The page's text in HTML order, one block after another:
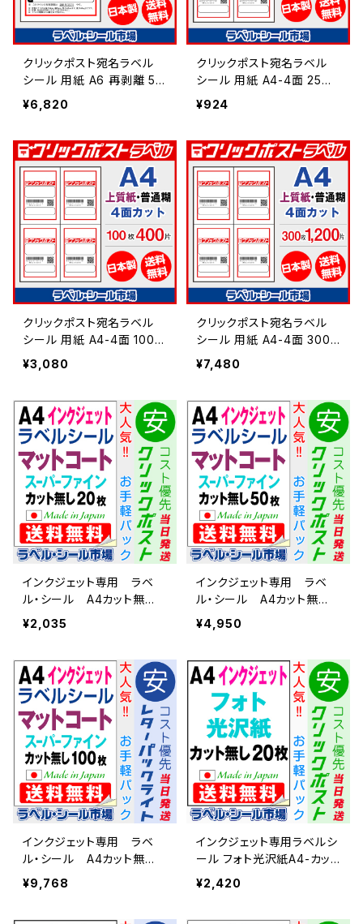
クリックポスト宛名ラベル
シール 用紙 A6 再剥離 50
0枚 上質紙【日本製】
¥6,820
クリックポスト宛名ラベル
シール 用紙 A4-4面 25枚
上質紙【日本製】
¥924
クリックポスト宛名ラベル
シール 用紙 A4-4面 100枚
上質紙【日本製】
¥3,080
クリックポスト宛名ラベル
シール 用紙 A4-4面 300
枚 上質紙【日本製】
¥7,480
インクジェット専用 ラベ
ル・シール A4カット無
し コート紙 20枚 T1Y1
iA-CP2
¥2,035
インクジェット専用 ラベ
ル・シール A4カット無
し コート紙 50枚 T1Y1
iA-CP5
¥4,950
インクジェット専用 ラベ
ル・シール A4カット無
し コート紙 100枚 T1
Y1iA-LP10
¥9,768
インクジェット専用ラベルシ
ール フォト光沢紙A4-カット
無し 20枚 T1Y1iC-CP2【日
本製】
¥2,420